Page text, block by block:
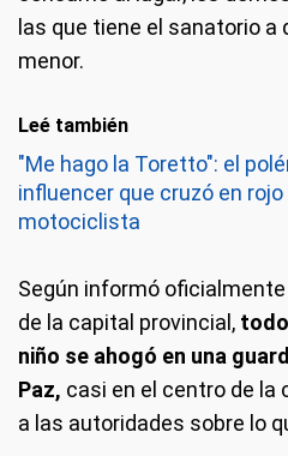
las que tiene el sanatorio a
menor.
Leé también
"Me hago la Toretto": el
influencer que cruzó en
motociclista
Según informó
de la capital provincial,
niño se ahogó en una
Paz, casi en el centro de la
a las autoridades sobre lo